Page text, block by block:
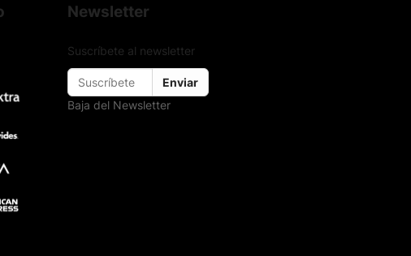
Newsletter
Suscríbete al newsletter
Enviar
Baja del Newsletter